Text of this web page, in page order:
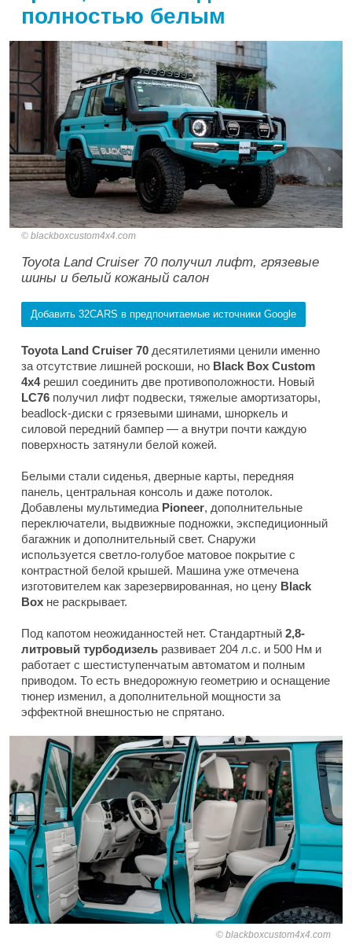
полностью белым
blackboxcustom4x4.com
Toyota Land Cruiser 70 получил лифт, грязевые
шины и белый кожаный салон
Добавить 32CARS в предпочитаемые источники Google
Toyota Land Cruiser 70 десятилетиями ценили именно
за отсутствие лишней роскоши, но Black Box Custom
4x4решил соединить две противоположности. Новый
LC76 получил лифт подвески, тяжелые амортизаторы,
beadlock-диски с грязевыми шинами, шноркель и
силовой передний бампер — а внутри почти каждую
поверхность затянули белой кожей.
Белыми стали сиденья, дверные карты, передняя
панель, центральная консоль и даже потолок.
Добавлены мультимедиа Pioneer, дополнительные
переключатели, выдвижные подножки, экспедиционный
багажник и дополнительный свет. Снаружи
используется светло-голубое матовое покрытие с
контрастной белой крышей. Машина уже отмечена
изготовителем как зарезервированная, но цену Black
Box не раскрывает.
Под капотом неожиданностей нет. Стандартный 2,8-
литровый турбодизель развивает 204 л.с. и 500 Нм и
работает с шестиступенчатым автоматом и полным
приводом. То есть внедорожную геометрию и оснащение
тюнер изменил, а дополнительной мощности за
эффектной внешностью не спрятано.
blackboxcustom4x4.com